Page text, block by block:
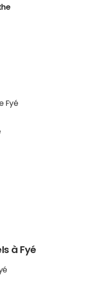
Fyé
à Fyé